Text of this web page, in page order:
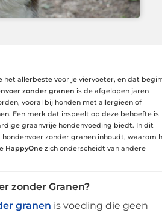
het allerbeste voor je viervoeter, en dat
zonder granen is de afgelopen jaren
vooral bij honden met allergieën of
Een merk dat inspeelt op deze behoefte is
graanvrije hondenvoeding biedt. In dit
zonder granen inhoudt, waarom
HappyOnezich onderscheidt van andere
zonder Granen?
granen is voeding die geen